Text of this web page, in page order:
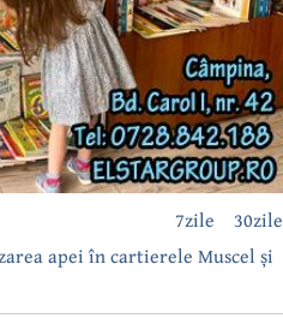
30zile
7zile
apei în cartierele Muscel și